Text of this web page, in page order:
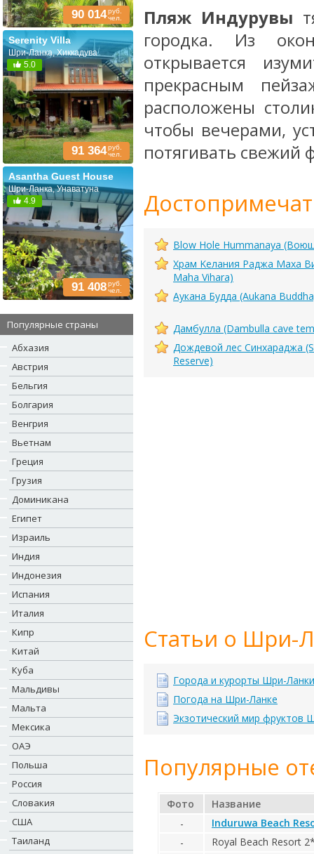
90 014руб.
чел.
Serenity Villa
Шри-Ланка, Хиккадува
5.0
91 364руб.
чел.
Asantha Guest House
Шри-Ланка, Унаватуна
4.9
91 408руб.
чел.
Популярные страны
Абхазия
Австрия
Бельгия
Болгария
Венгрия
Вьетнам
Греция
Грузия
Доминикана
Египет
Израиль
Индия
Индонезия
Испания
Италия
Кипр
Китай
Куба
Мальдивы
Мальта
Мексика
ОАЭ
Польша
Россия
Словакия
США
Таиланд
Пляж Индурувы
городка. Из
открывается
прекрасным
расположены
чтобы вечерами,
потягивать свежий
Blow Hole Hummanaya
Xрам Kелания Pаджа Mаха
Maha Vihara)
Аукана Будда (Aukana
Дамбулла (Dambulla cave
Дождевой лес Синхараджа
Reserve)
Статьи о Шри-
Города и курорты Шри-Ланки
Погода на Шри-Ланке
Экзотический мир фруктов
Популярные
Фото
Название
-
Induruwa Beach
-
Royal Beach Resort